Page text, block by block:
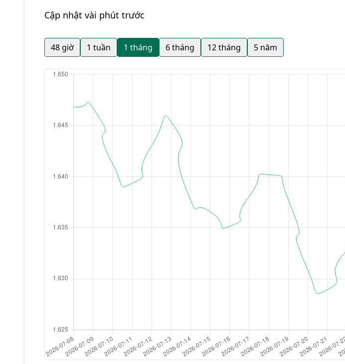
Cập nhật vài phút trước
48 giờ 1 tuần 1 tháng 6 tháng 12 tháng 5 năm